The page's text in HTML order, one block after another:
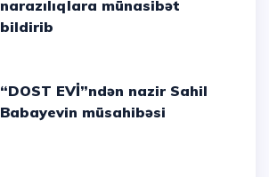
narazılıqlara münasibət
bildirib
“DOST EVİ”ndən nazir Sahil
Babayevin müsahibəsi